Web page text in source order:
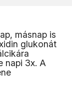
másnap is
glukonát
napi 3x. A